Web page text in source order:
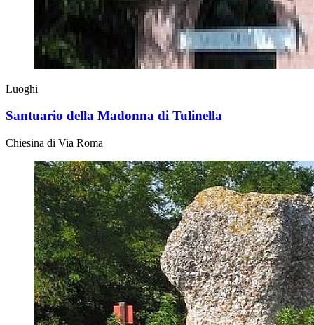
Luoghi
Santuario della Madonna di Tulinella
Chiesina di Via Roma